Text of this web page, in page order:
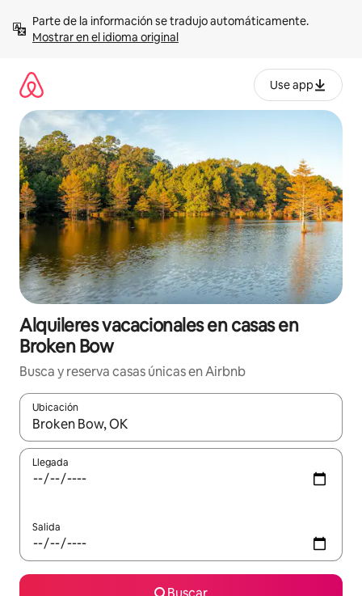
contenidoMostrar en el idioma original
Use app
Alquileres vacacionales en casas en
Broken Bow
Busca y reserva casas únicas en Airbnb
Ubicación
Cuando los resultados estén disponibles, navega con las
Llegada
Salida